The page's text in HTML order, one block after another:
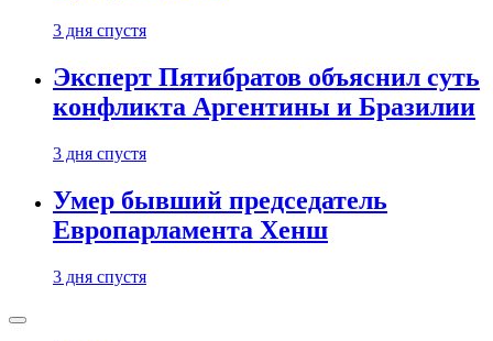
3 дня спустя
Эксперт Пятибратов объяснил суть
конфликта Аргентины и Бразилии
3 дня спустя
Умер бывший председатель
Европарламента Хенш
3 дня спустя